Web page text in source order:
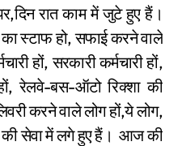
रात काम में जुटे हुए हैं।
का स्टाफ हो, सफाई करने वाले
हों, सरकारी कर्मचारी हों,
हों, रेलवे-बस-ऑटो रिक्शा की
करने वाले लोग हों,ये लोग,
की सेवा में लगे हुए हैं। आज की